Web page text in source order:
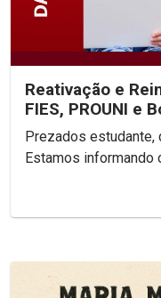
Reativação e
FIES, PROUNI e
2025.2
Prezados estudante,
Estamos informando